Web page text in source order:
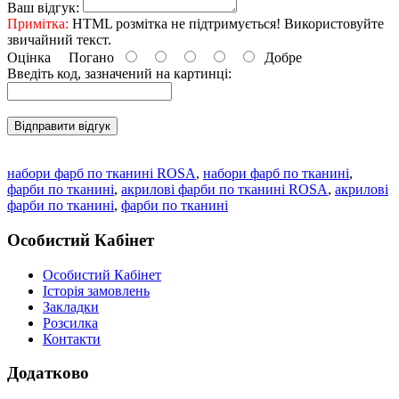
Ваш відгук:
Примітка: HTML розмітка не підтримується! Використовуйте
звичайний текст.
Оцінка Погано
Добре
Введіть код, зазначений на картинці:
Відправити відгук
набори фарб по тканині ROSA, набори фарб по тканині,
фарби по тканині, акрилові фарби по тканині ROSA, акрилові
фарби по тканині, фарби по тканині
Особистий Кабінет
Особистий Кабінет
Історія замовлень
Закладки
Розсилка
Контакти
Додатково